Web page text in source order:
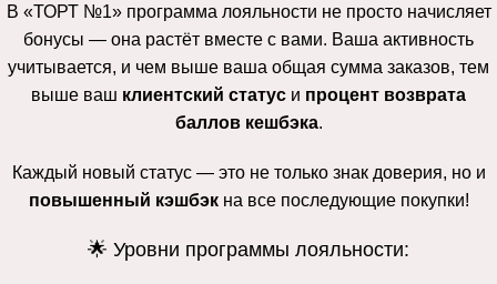
В «ТОРТ №1» программа лояльности не просто начисляет
бонусы — она растёт вместе с вами. Ваша активность
учитывается, и чем выше ваша общая сумма заказов, тем
выше ваш клиентский статус и процент возврата
баллов кешбэка.
Каждый новый статус — это не только знак доверия, но и
повышенный кэшбэкна все последующие покупки!
🌟 Уровни программы лояльности: